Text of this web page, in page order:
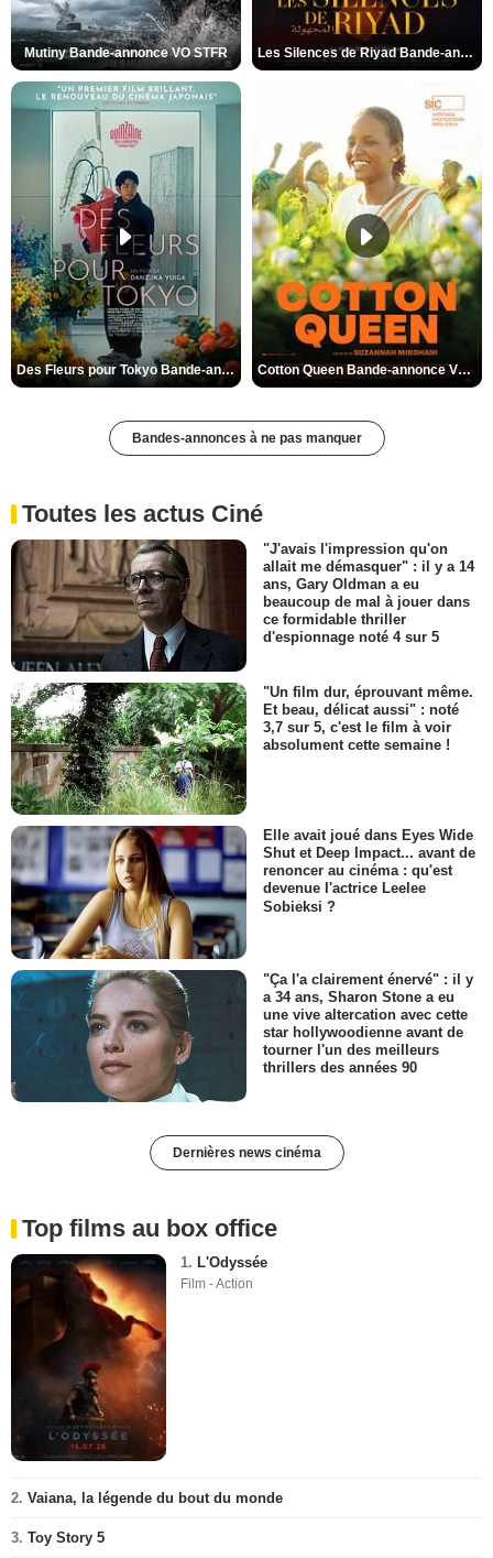
Mutiny Bande-annonce VO STFR Les Silences de Riyad Bande-annonce VO STFR
Des Fleurs pour Tokyo Bande-annonce VO STFR Cotton Queen Bande-annonce VO STFR
Bandes-annonces à ne pas manquer
Toutes les actus Ciné
"J'avais l'impression qu'on
allait me démasquer" : il y a 14
ans, Gary Oldman a eu
beaucoup de mal à jouer dans
ce formidable thriller
d'espionnage noté 4 sur 5
"Un film dur, éprouvant même.
Et beau, délicat aussi" : noté
3,7 sur 5, c'est le film à voir
absolument cette semaine !
Elle avait joué dans Eyes Wide
Shut et Deep Impact... avant de
renoncer au cinéma : qu'est
devenue l'actrice Leelee
Sobieksi ?
"Ça l'a clairement énervé" : il y
a 34 ans, Sharon Stone a eu
une vive altercation avec cette
star hollywoodienne avant de
tourner l'un des meilleurs
thrillers des années 90
Dernières news cinéma
Top films au box office
1. L'Odyssée
Film - Action
2. Vaiana, la légende du bout du monde
3. Toy Story 5